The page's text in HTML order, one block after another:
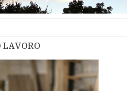
LAVORO